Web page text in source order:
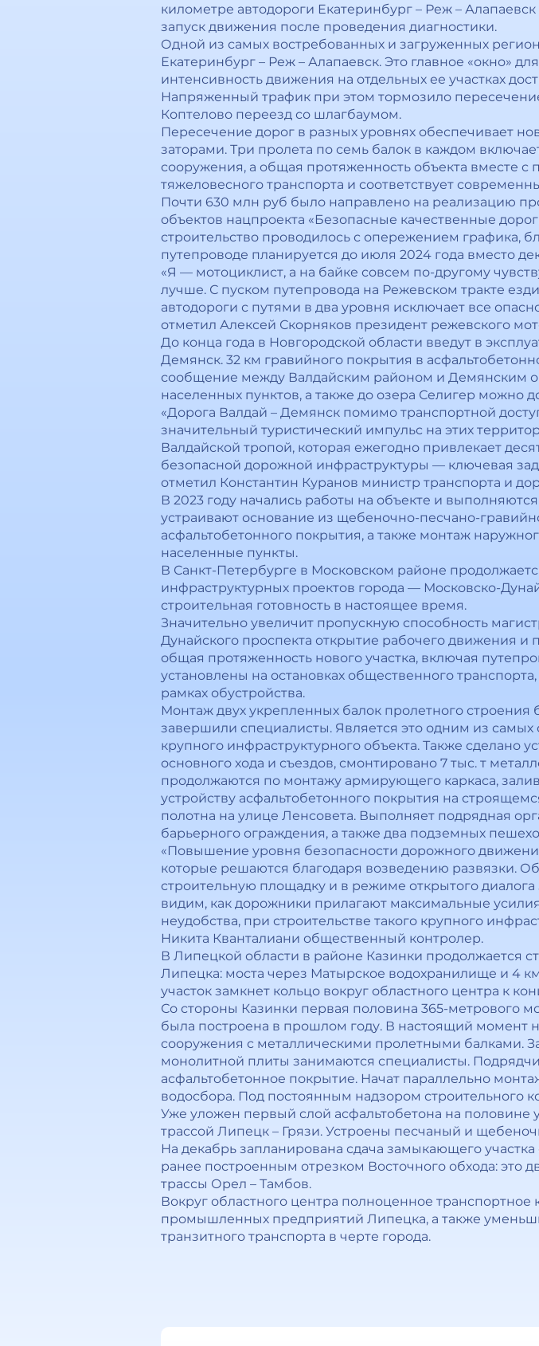
километре автодороги Екатеринбург – Реж –
запуск движения после проведения диагностики.
Одной из самых востребованных и загруженных
Екатеринбург – Реж – Алапаевск. Это главное «окно»
интенсивность движения на отдельных ее участках
Напряженный трафик при этом тормозило
Коптелово переезд со шлагбаумом.
Пересечение дорог в разных уровнях обеспечивает
заторами. Три пролета по семь балок в каждом
сооружения, а общая протяженность объекта вместе с
тяжеловесного транспорта и соответствует
Почти 630 млн руб было направлено на реализацию
объектов нацпроекта «Безопасные качественные
строительство проводилось с опережением графика,
путепроводе планируется до июля 2024 года вместо
«Я — мотоциклист, а на байке совсем по-другому
лучше. С пуском путепровода на Режевском тракте
автодороги с путями в два уровня исключает все
отметил Алексей Скорняков президент режевского
До конца года в Новгородской области введут в
Демянск. 32 км гравийного покрытия в
сообщение между Валдайским районом и Демянским
населенных пунктов, а также до озера Селигер можно
«Дорога Валдай – Демянск помимо транспортной
значительный туристический импульс на этих
Валдайской тропой, которая ежегодно привлекает
безопасной дорожной инфраструктуры — ключевая
отметил Константин Куранов министр транспорта и
В 2023 году начались работы на объекте и
устраивают основание из щебеночно-песчано-
асфальтобетонного покрытия, а также монтаж
населенные пункты.
В Санкт-Петербурге в Московском районе
инфраструктурных проектов города — Московско-
строительная готовность в настоящее время.
Значительно увеличит пропускную способность
Дунайского проспекта открытие рабочего движения и
общая протяженность нового участка, включая
установлены на остановках общественного
рамках обустройства.
Монтаж двух укрепленных балок пролетного
завершили специалисты. Является это одним из
крупного инфраструктурного объекта. Также сделано
основного хода и съездов, смонтировано 7 тыс. т
продолжаются по монтажу армирующего каркаса,
устройству асфальтобетонного покрытия на
полотна на улице Ленсовета. Выполняет подрядная
барьерного ограждения, а также два подземных
«Повышение уровня безопасности дорожного
которые решаются благодаря возведению развязки.
строительную площадку и в режиме открытого
видим, как дорожники прилагают максимальные
неудобства, при строительстве такого крупного
Никита Кванталиани общественный контролер.
В Липецкой области в районе Казинки продолжается
Липецка: моста через Матырское водохранилище и 4
участок замкнет кольцо вокруг областного центра к
Со стороны Казинки первая половина 365-метрового
была построена в прошлом году. В настоящий
сооружения с металлическими пролетными балками.
монолитной плиты занимаются специалисты.
асфальтобетонное покрытие. Начат параллельно
водосбора. Под постоянным надзором строительного
Уже уложен первый слой асфальтобетона на половине
трассой Липецк – Грязи. Устроены песчаный и
На декабрь запланирована сдача замыкающего
ранее построенным отрезком Восточного обхода: это
трассы Орел – Тамбов.
Вокруг областного центра полноценное транспортное
промышленных предприятий Липецка, а также
транзитного транспорта в черте города.